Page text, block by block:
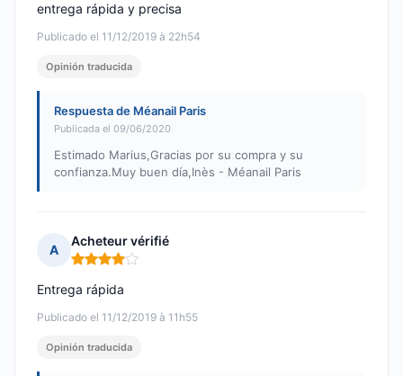
Publicado el 11/12/2019 à 22h54
entrega rápida y precisa
Opinión traducida
Respuesta de Méanail Paris
Publicada el 09/06/2020
Estimado Marius,Gracias por su compra y su
confianza.Muy buen día,Inès - Méanail Paris
A
Acheteur vérifié
Nota: 4 de 5
Publicado el 11/12/2019 à 11h55
Entrega rápida
Opinión traducida